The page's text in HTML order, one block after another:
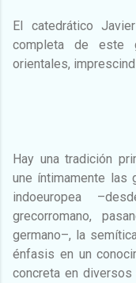
El catedrático
completa de este
orientales,
Hay una tradición
une íntimamente las
indoeuropea
grecorromano,
germano–, la
énfasis en un
concreta en